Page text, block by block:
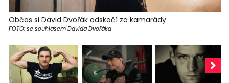
Občas si David Dvořák odskočí za kamarády.
FOTO: se souhlasem Davida Dvořáka